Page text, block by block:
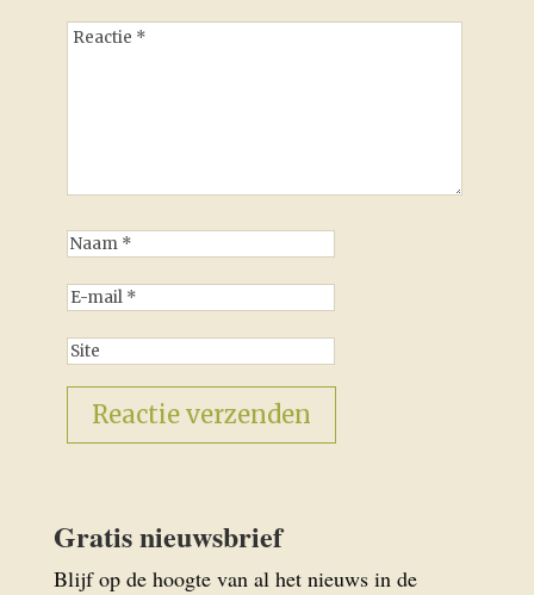
Gratis nieuwsbrief
Blijf op de hoogte van al het nieuws in de